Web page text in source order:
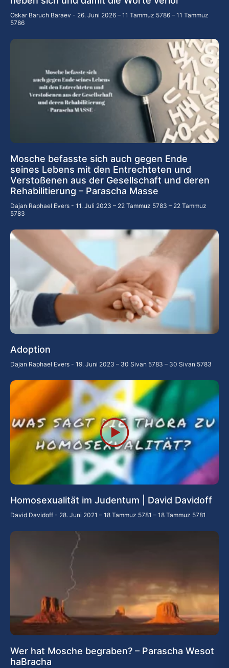
Oskar Baruch Baraev
26. Juni 2026 – 11 Tammuz 5786 – 11 Tammuz
5786
Mosche befasste sich auch gegen Ende
seines Lebens mit den Entrechteten und
Verstoßenen aus der Gesellschaft und deren
Rehabilitierung – Parascha Masse
Dajan Raphael Evers
11. Juli 2023 – 22 Tammuz 5783 – 22 Tammuz
5783
Adoption
Dajan Raphael Evers 19. Juni 2023 – 30 Sivan 5783 – 30 Sivan 5783
Homosexualität im Judentum | David Davidoff
David Davidoff 28. Juni 2021 – 18 Tammuz 5781 – 18 Tammuz 5781
Wer hat Mosche begraben? – Parascha Wesot
haBracha